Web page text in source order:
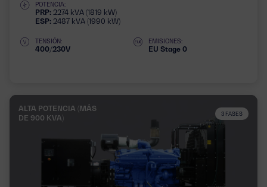
POTENCIA:
PRP: 2274 kVA (1819 kW)
ESP: 2487 kVA (1990 kW)
TENSIÓN:
400/230V
EMISIONES:
EU Stage 0
ALTA POTENCIA (MÁS
DE 900 KVA)
3 FASES